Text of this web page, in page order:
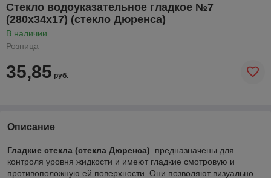
Стекло водоуказательное гладкое №7
(280х34х17) (стекло Дюренса)
В наличии
Розница
35,85 руб.
Описание
Гладкие стекла (стекла Дюренса) предназначены для
контроля уровня жидкости и имеют гладкие смотровую и
противоположную ей поверхности..Они позволяют визуально